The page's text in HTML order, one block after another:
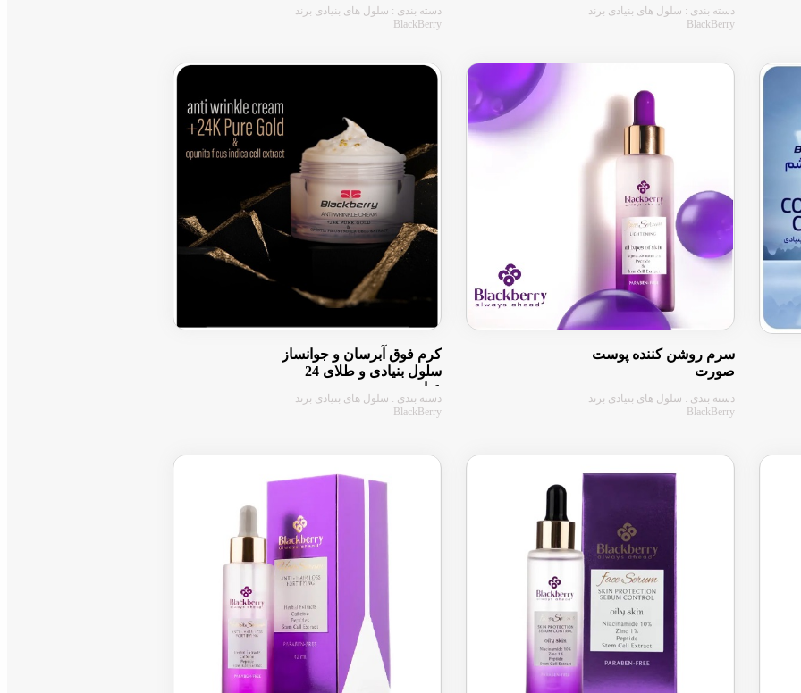
دسته بندی : سلول های بنیادی برند
BlackBerry
دسته بندی : سلول های بنیادی برند
BlackBerry
سرم روشن کننده پوست
صورت
دسته بندی : سلول های بنیادی برند
BlackBerry
کرم فوق آبرسان و جوانساز
سلول بنیادی و طلای 24
عیار
دسته بندی : سلول های بنیادی برند
BlackBerry